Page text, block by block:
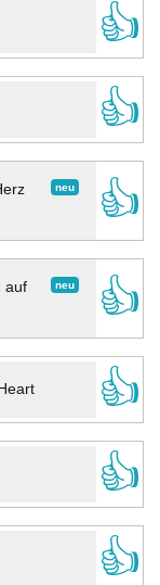
👍
👍
neu 👍
neu
auf
👍
👍
👍
👍